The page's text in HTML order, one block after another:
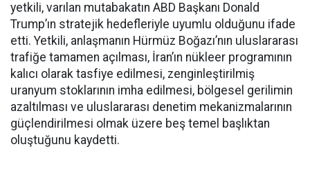
yetkili, varılan mutabakatın ABD Başkanı Donald
Trump’ın stratejik hedefleriyle uyumlu olduğunu ifade
etti. Yetkili, anlaşmanın Hürmüz Boğazı’nın uluslararası
trafiğe tamamen açılması, İran’ın nükleer programının
kalıcı olarak tasfiye edilmesi, zenginleştirilmiş
uranyum stoklarının imha edilmesi, bölgesel gerilimin
azaltılması ve uluslararası denetim mekanizmalarının
güçlendirilmesi olmak üzere beş temel başlıktan
oluştuğunu kaydetti.